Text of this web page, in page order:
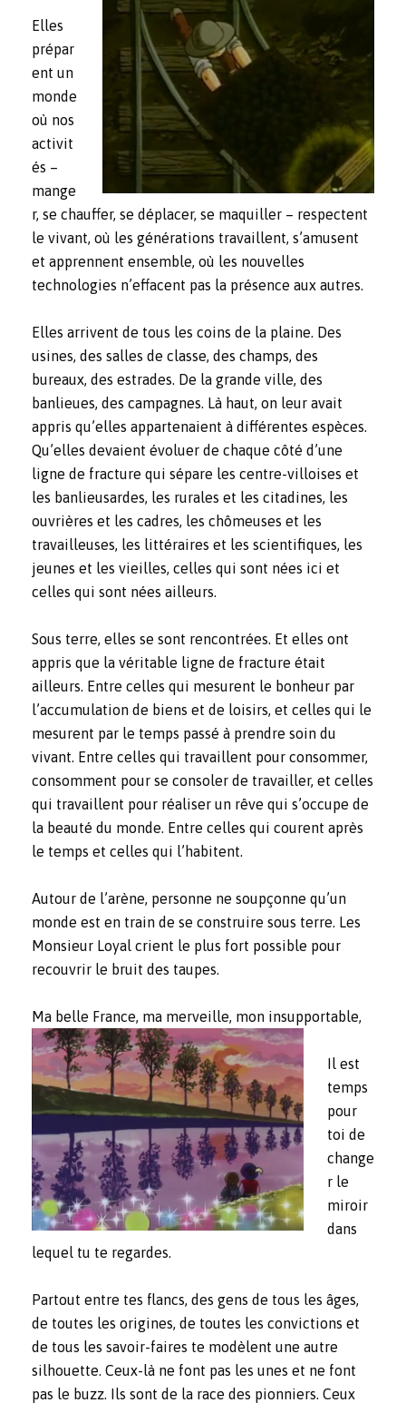
Elles
prépar
ent un
monde
où nos
activit
és –
mange
r, se chauffer, se déplacer, se maquiller – respectent
le vivant, où les générations travaillent, s’amusent
et apprennent ensemble, où les nouvelles
technologies n’effacent pas la présence aux autres.
Elles arrivent de tous les coins de la plaine. Des
usines, des salles de classe, des champs, des
bureaux, des estrades. De la grande ville, des
banlieues, des campagnes. Là haut, on leur avait
appris qu’elles appartenaient à différentes espèces.
Qu’elles devaient évoluer de chaque côté d’une
ligne de fracture qui sépare les centre-villoises et
les banlieusardes, les rurales et les citadines, les
ouvrières et les cadres, les chômeuses et les
travailleuses, les littéraires et les scientifiques, les
jeunes et les vieilles, celles qui sont nées ici et
celles qui sont nées ailleurs.
Sous terre, elles se sont rencontrées. Et elles ont
appris que la véritable ligne de fracture était
ailleurs. Entre celles qui mesurent le bonheur par
l’accumulation de biens et de loisirs, et celles qui le
mesurent par le temps passé à prendre soin du
vivant. Entre celles qui travaillent pour consommer,
consomment pour se consoler de travailler, et celles
qui travaillent pour réaliser un rêve qui s’occupe de
la beauté du monde. Entre celles qui courent après
le temps et celles qui l’habitent.
Autour de l’arène, personne ne soupçonne qu’un
monde est en train de se construire sous terre. Les
Monsieur Loyal crient le plus fort possible pour
recouvrir le bruit des taupes.
Ma belle France, ma merveille, mon insupportable,
Il est
temps
pour
toi de
change
r le
miroir
dans
lequel tu te regardes.
Partout entre tes flancs, des gens de tous les âges,
de toutes les origines, de toutes les convictions et
de tous les savoir-faires te modèlent une autre
silhouette. Ceux-là ne font pas les unes et ne font
pas le buzz. Ils sont de la race des pionniers. Ceux